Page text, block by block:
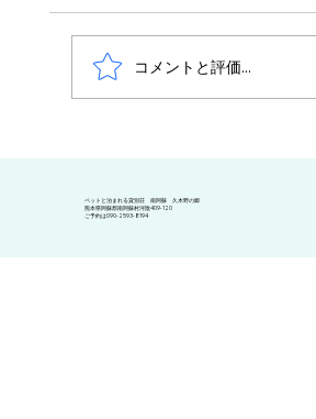
BBQ調理セット変更の
コメントと評価...
​ペットと泊まれる貸別荘 南阿蘇 久木野の郷
熊本県阿蘇郡南阿蘇村河陰409-120
​ご予約は090-2593-8194